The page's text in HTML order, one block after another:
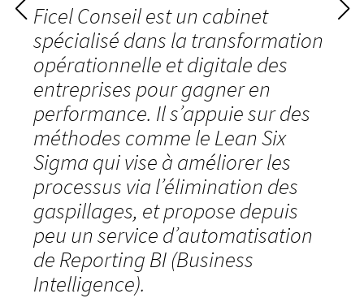
Ficel Conseil est un cabinet
spécialisé dans la transformation
opérationnelle et digitale des
entreprises pour gagner en
performance. Il s’appuie sur des
méthodes comme le Lean Six
Sigma qui vise à améliorer les
processus via l’élimination des
gaspillages, et propose depuis
peu un service d’automatisation
de Reporting BI (Business
Intelligence).